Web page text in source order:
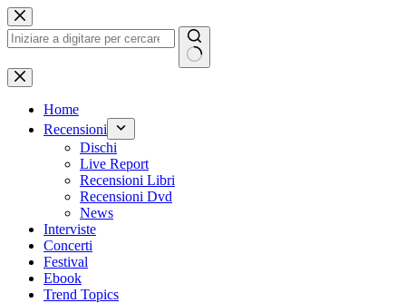
Salta
al
contenuto
Nessun
risultato
Home
Recensioni
Dischi
Live Report
Recensioni Libri
Recensioni Dvd
News
Interviste
Concerti
Festival
Ebook
Trend Topics